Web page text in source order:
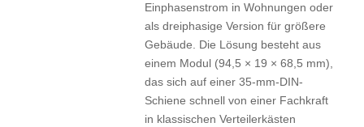
Einphasenstrom in Wohnungen oder
als dreiphasige Version für größere
Gebäude. Die Lösung besteht aus
einem Modul (94,5 × 19 × 68,5 mm),
das sich auf einer 35-mm-DIN-
Schiene schnell von einer Fachkraft
in klassischen Verteilerkästen